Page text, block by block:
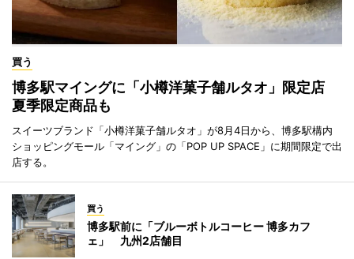
買う
博多駅マイングに「小樽洋菓子舗ルタオ」限定店
夏季限定商品も
スイーツブランド「小樽洋菓子舗ルタオ」が8月4日から、博多駅構内
ショッピングモール「マイング」の「POP UP SPACE」に期間限定で出
店する。
買う
博多駅前に「ブルーボトルコーヒー 博多カフ
ェ」 九州2店舗目